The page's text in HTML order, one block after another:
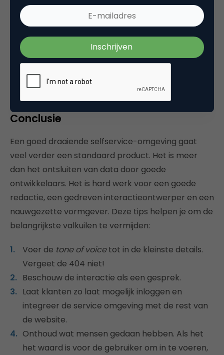
Tip: Bedenk hoe vaak per jaar
klanten van het portaal gebruik
maken en stem de uitleg en
featuresdaarop af.
Conclusie
Een goed draaiende selfservice-omgeving gaat
veel verder een standaard product. Het is meer
dan het ontsluiten van data door goede
ontwikkelaars. Het is hard werk voor een goede
redactie, een gedreven interactieontwerper en een
nauwgezette vormgever. Deze tips helpen je om de
belangrijkste valkuilen te vermijden:
Voer de tone of voicetot in de kleinste details.
Vergeet de 404 niet!
Beschouw de interactie als een gesprek.
Laat klanten zo laat mogelijk inloggen en
integreer de service omgeving met de rest van
de website.
Onthoud wat mensen gedaan hebben. Als het
het waard is voor de gebruiker om in te voeren,